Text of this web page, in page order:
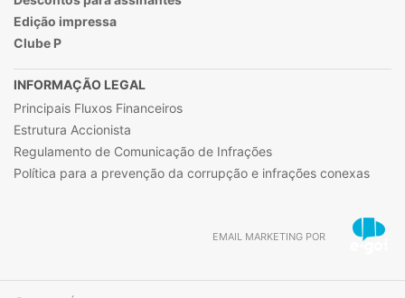
Edição impressa
Clube P
INFORMAÇÃO LEGAL
Principais Fluxos Financeiros
Estrutura Accionista
Regulamento de Comunicação de Infrações
Política para a prevenção da corrupção e infrações conexas
EMAIL MARKETING POR